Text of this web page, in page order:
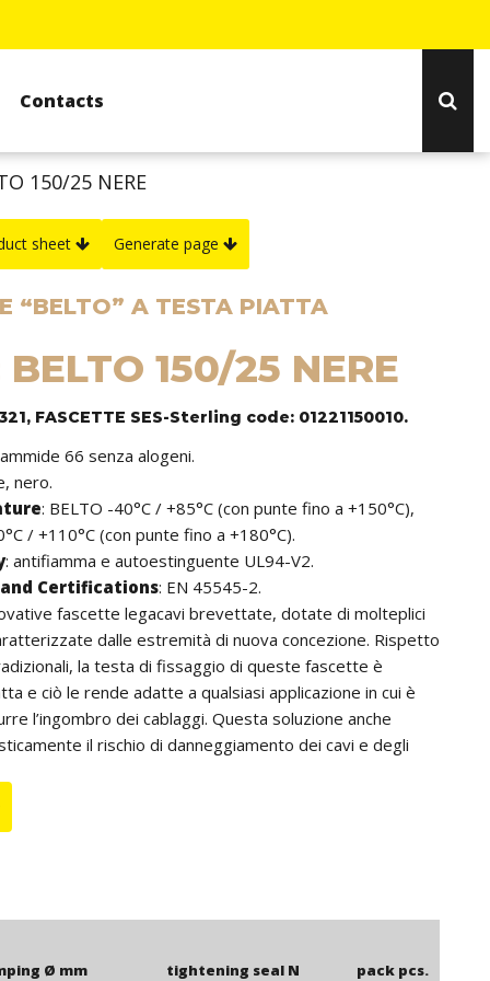
Contacts
150/25 NERE
sheet Generate page
“BELTO” A TESTA PIATTA
150/25 NERE
FASCETTE SES-Sterling code: 01221150010.
66 senza alogeni.
nero.
: BELTO -40°C / +85°C (con punte fino a +150°C),
/ +110°C (con punte fino a +180°C).
: antifiamma e autoestinguente UL94-V2.
Certifications: EN 45545-2.
fascette legacavi brevettate, dotate di molteplici
dalle estremità di nuova concezione. Rispetto
la testa di fissaggio di queste fascette è
e ciò le rende adatte a qualsiasi applicazione in cui è
l’ingombro dei cablaggi. Questa soluzione anche
il rischio di danneggiamento dei cavi e degli
fascetta, il bordo non risulta tagliente. Sono dotate di
che consente la pre-chiusura e la
Ø mm tightening seal N pack pcs.